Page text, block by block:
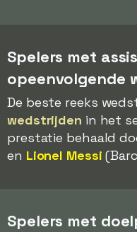
Spelers met
opeenvolgende
De beste reeks
wedstrijden in het
prestatie behaald
en Lionel Messi
Spelers met